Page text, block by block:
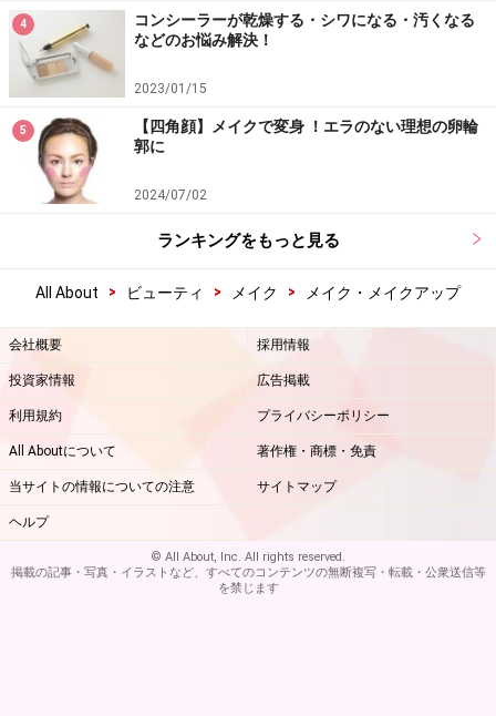
4
コンシーラーが乾燥する・シワになる・汚くなる
などのお悩み解決！
2023/01/15
5
【四角顔】メイクで変身 ！エラのない理想の卵輪
郭に
2024/07/02
ランキングをもっと見る
All About > ビューティ > メイク > メイク・メイクアップ
会社概要 採用情報
投資家情報 広告掲載
利用規約 プライバシーポリシー
All Aboutについて 著作権・商標・免責
当サイトの情報についての注意 サイトマップ
ヘルプ
© All About, Inc. All rights reserved.
掲載の記事・写真・イラストなど、すべてのコンテンツの無断複写・転載・公衆送信等
を禁じます